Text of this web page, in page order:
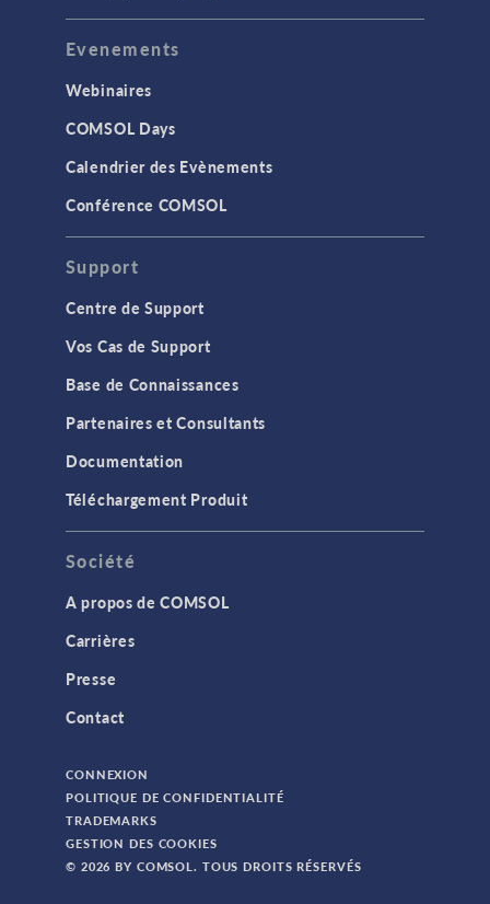
Evenements
Webinaires
COMSOL Days
Calendrier des Evènements
Conférence COMSOL
Support
Centre de Support
Vos Cas de Support
Base de Connaissances
Partenaires et Consultants
Documentation
Téléchargement Produit
Société
A propos de COMSOL
Carrières
Presse
Contact
CONNEXION
POLITIQUE DE CONFIDENTIALITÉ
TRADEMARKS
GESTION DES COOKIES
© 2026 BY COMSOL. TOUS DROITS RÉSERVÉS